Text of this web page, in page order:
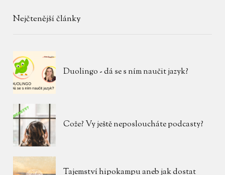
Nejčtenější články
Duolingo - dá se s ním naučit jazyk?
Cože? Vy ještě neposloucháte podcasty?
Tajemství hipokampu aneb jak dostat